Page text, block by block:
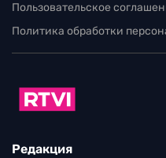
Пользовательское
Политика обработки
Редакция